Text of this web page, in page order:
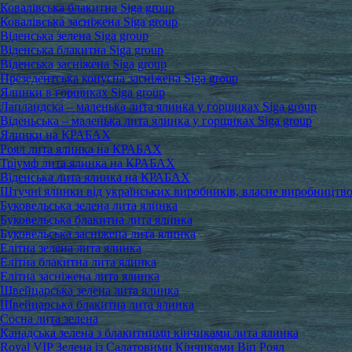
Ковалівська блакитна Siga group
Ковалівська засніжена Siga group
Віденська зелена Siga group
Віденська блакитна Siga group
Віденська засніжена Siga group
Презедентська конусна засніжена Siga group
Ялинки в горщиках Siga group
Лапландска – маленька лита ялинка у горщиках Siga group
Віденьська – маленька лита ялинка у горщиках Siga group
Ялинки на КРАБАХ
Роял лита ялинка на КРАБАХ
Тріумф лита ялинка на КРАБАХ
Віденська лита ялинка на КРАБАХ
Штучні ялинки від українських виробників, власне виробництво
Буковельська зелена лита ялинка
Буковельська блакитна лита ялинка
Буковельська засніжена лита ялинка
Елітна зелена лита ялинка
Елітна блакитна лита ялинка
Елітна засніжена лита ялинка
Швейцарська зелена лита ялинка
Швейцарська блакитна лита ялинка
Сосна лита зелена
Канадська зелена з блакитними кінчиками лита ялинка
Royal VIP Зелена із Салатовими Кінчиками Віп Роял